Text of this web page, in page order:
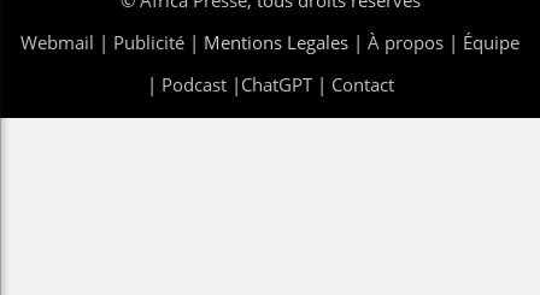
Webmail | Publicité | Mentions Legales | À propos | Équipe
| Podcast| ChatGPT| Contact